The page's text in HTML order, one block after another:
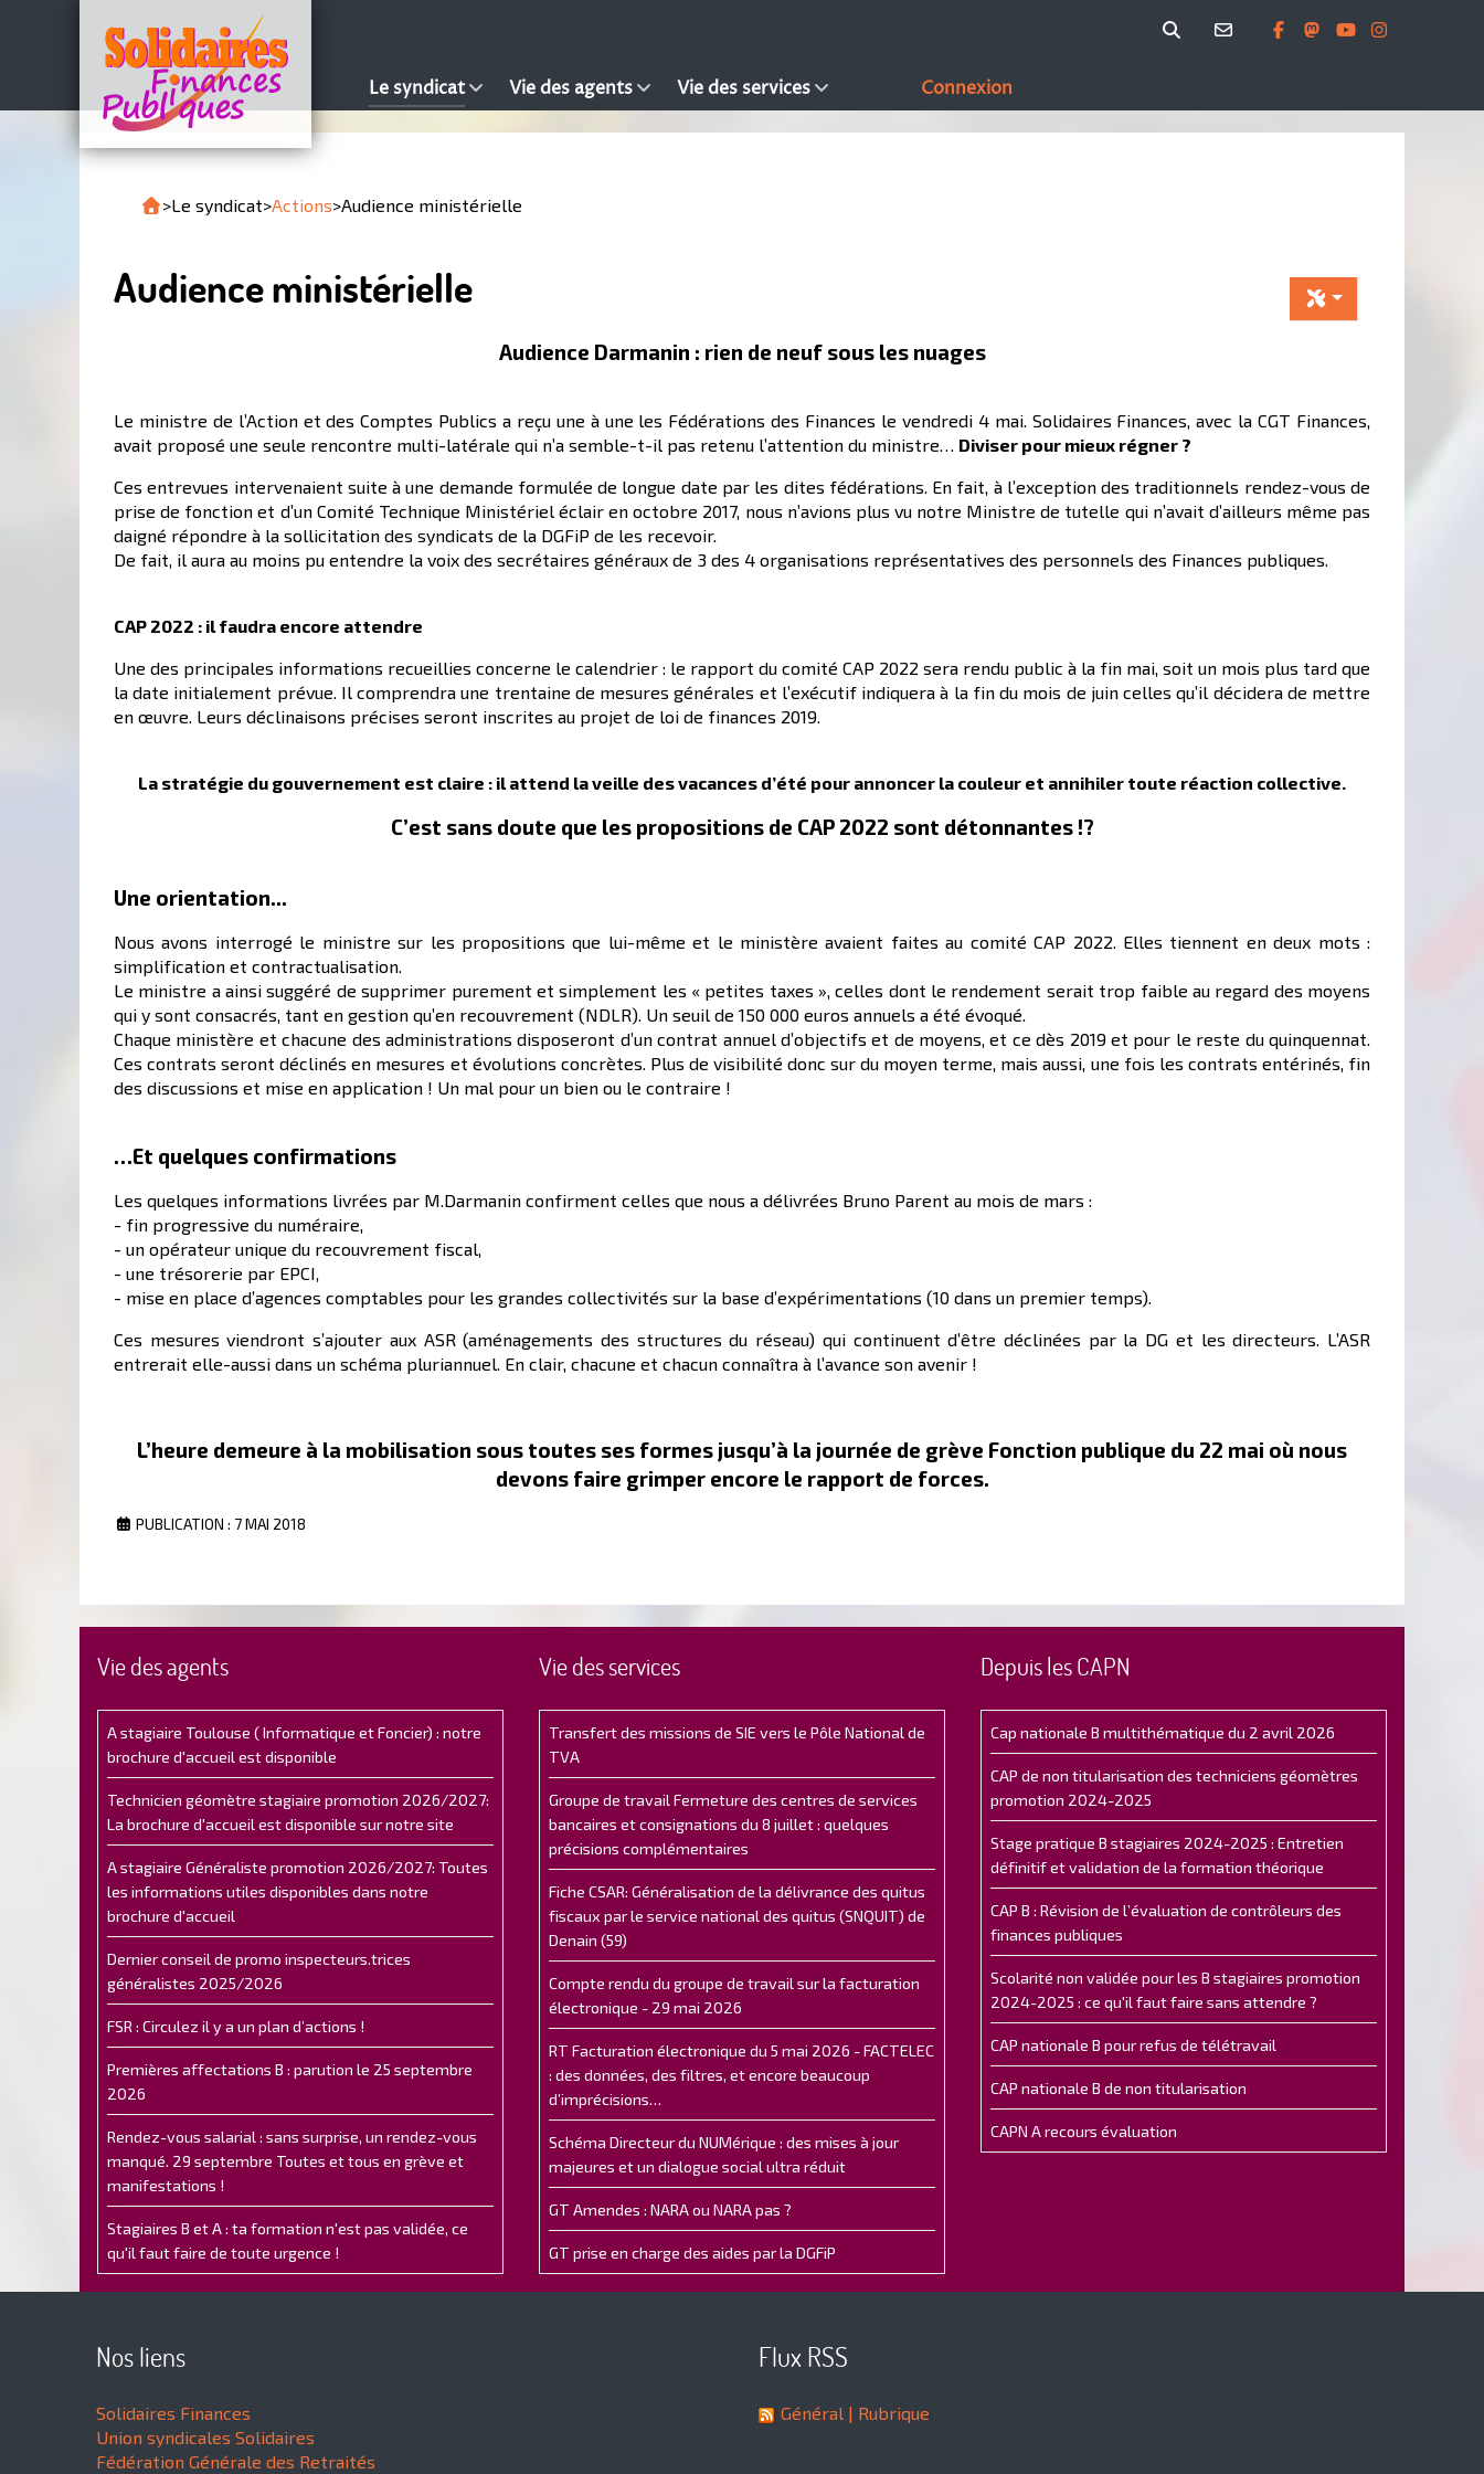
Le syndicat Vie des agents Vie des services Connexion
>Le syndicat>Actions>Audience ministérielle
Audience ministérielle
Audience Darmanin : rien de neuf sous les nuages
Le ministre de l’Action et des Comptes Publics a reçu une à une les Fédérations des Finances le vendredi 4 mai. Solidaires Finances, avec la CGT Finances,
avait proposé une seule rencontre multi-latérale qui n’a semble-t-il pas retenu l’attention du ministre… Diviser pour mieux régner ?
Ces entrevues intervenaient suite à une demande formulée de longue date par les dites fédérations. En fait, à l’exception des traditionnels rendez-vous de
prise de fonction et d’un Comité Technique Ministériel éclair en octobre 2017, nous n’avions plus vu notre Ministre de tutelle qui n’avait d’ailleurs même pas
daigné répondre à la sollicitation des syndicats de la DGFiP de les recevoir.
De fait, il aura au moins pu entendre la voix des secrétaires généraux de 3 des 4 organisations représentatives des personnels des Finances publiques.
CAP 2022 : il faudra encore attendre
Une des principales informations recueillies concerne le calendrier : le rapport du comité CAP 2022 sera rendu public à la fin mai, soit un mois plus tard que
la date initialement prévue. Il comprendra une trentaine de mesures générales et l’exécutif indiquera à la fin du mois de juin celles qu’il décidera de mettre
en œuvre. Leurs déclinaisons précises seront inscrites au projet de loi de finances 2019.
La stratégie du gouvernement est claire : il attend la veille des vacances d’été pour annoncer la couleur et annihiler toute réaction collective.
C’est sans doute que les propositions de CAP 2022 sont détonnantes !?
Une orientation...
Nous avons interrogé le ministre sur les propositions que lui-même et le ministère avaient faites au comité CAP 2022. Elles tiennent en deux mots :
simplification et contractualisation.
Le ministre a ainsi suggéré de supprimer purement et simplement les « petites taxes », celles dont le rendement serait trop faible au regard des moyens
qui y sont consacrés, tant en gestion qu’en recouvrement (NDLR). Un seuil de 150 000 euros annuels a été évoqué.
Chaque ministère et chacune des administrations disposeront d’un contrat annuel d’objectifs et de moyens, et ce dès 2019 et pour le reste du quinquennat.
Ces contrats seront déclinés en mesures et évolutions concrètes. Plus de visibilité donc sur du moyen terme, mais aussi, une fois les contrats entérinés, fin
des discussions et mise en application ! Un mal pour un bien ou le contraire !
…Et quelques confirmations
Les quelques informations livrées par M.Darmanin confirment celles que nous a délivrées Bruno Parent au mois de mars :
- fin progressive du numéraire,
- un opérateur unique du recouvrement fiscal,
- une trésorerie par EPCI,
- mise en place d’agences comptables pour les grandes collectivités sur la base d’expérimentations (10 dans un premier temps).
Ces mesures viendront s’ajouter aux ASR (aménagements des structures du réseau) qui continuent d’être déclinées par la DG et les directeurs. L’ASR
entrerait elle-aussi dans un schéma pluriannuel. En clair, chacune et chacun connaîtra à l’avance son avenir !
L’heure demeure à la mobilisation sous toutes ses formes jusqu’à la journée de grève Fonction publique du 22 mai où nous
devons faire grimper encore le rapport de forces.
PUBLICATION : 7 MAI 2018
Vie des agents
A stagiaire Toulouse ( Informatique et Foncier) : notre
brochure d'accueil est disponible
Technicien géomètre stagiaire promotion 2026/2027:
La brochure d'accueil est disponible sur notre site
A stagiaire Généraliste promotion 2026/2027: Toutes
les informations utiles disponibles dans notre
brochure d'accueil
Dernier conseil de promo inspecteurs.trices
généralistes 2025/2026
FSR : Circulez il y a un plan d’actions !
Premières affectations B : parution le 25 septembre
2026
Rendez-vous salarial : sans surprise, un rendez-vous
manqué. 29 septembre Toutes et tous en grève et
manifestations !
Stagiaires B et A : ta formation n'est pas validée, ce
qu'il faut faire de toute urgence !
Vie des services
Transfert des missions de SIE vers le Pôle National de
TVA
Groupe de travail Fermeture des centres de services
bancaires et consignations du 8 juillet : quelques
précisions complémentaires
Fiche CSAR: Généralisation de la délivrance des quitus
fiscaux par le service national des quitus (SNQUIT) de
Denain (59)
Compte rendu du groupe de travail sur la facturation
électronique - 29 mai 2026
RT Facturation électronique du 5 mai 2026 - FACTELEC
: des données, des filtres, et encore beaucoup
d’imprécisions…
Schéma Directeur du NUMérique : des mises à jour
majeures et un dialogue social ultra réduit
GT Amendes : NARA ou NARA pas ?
GT prise en charge des aides par la DGFiP
Depuis les CAPN
Cap nationale B multithématique du 2 avril 2026
CAP de non titularisation des techniciens géomètres
promotion 2024-2025
Stage pratique B stagiaires 2024-2025 : Entretien
définitif et validation de la formation théorique
CAP B : Révision de l’évaluation de contrôleurs des
finances publiques
Scolarité non validée pour les B stagiaires promotion
2024-2025 : ce qu'il faut faire sans attendre ?
CAP nationale B pour refus de télétravail
CAP nationale B de non titularisation
CAPN A recours évaluation
Nos liens
Solidaires Finances
Union syndicales Solidaires
Fédération Générale des Retraités
Flux RSS
Général | Rubrique